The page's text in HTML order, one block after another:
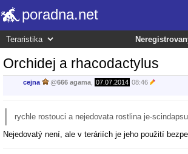
poradna.net
Orchidej a rhacodactylus
cejna @666 agama 07.07.2014 08:46
rychle rostouci a nejedovata rostlina je-
Nejedovatý není, ale v teráriích je jeho použití